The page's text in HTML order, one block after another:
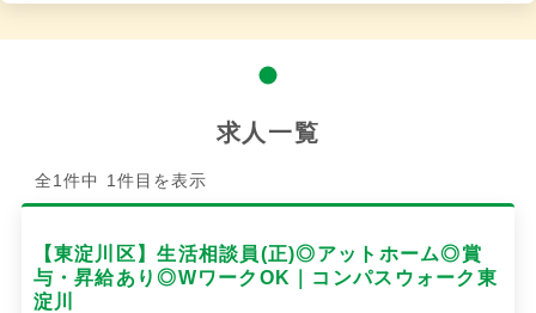
求人一覧
全1件中 1件目を表示
【東淀川区】生活相談員(正)◎アットホーム◎賞
与・昇給あり◎WワークOK｜コンパスウォーク東
淀川